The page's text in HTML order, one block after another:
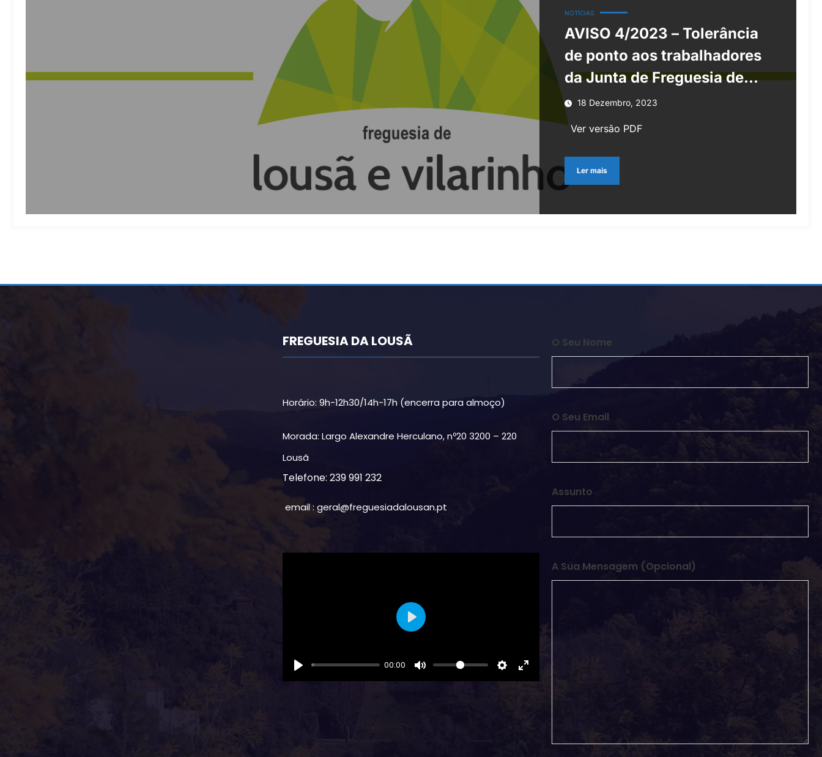
NOTÍCIAS
AVISO 4/2023 – Tolerância
de ponto aos trabalhadores
da Junta de Freguesia de
Lousã e Vilarinho
18 Dezembro, 2023
Ver versão PDF
Ler mais
FREGUESIA DA LOUSÃ
Horário: 9h-12h30/14h-17h (encerra para almoço)
Morada: Largo Alexandre Herculano, nº20 3200 – 220
Lousã
Telefone: 239 991 232
email : geral@freguesiadalousan.pt
00:00
Play
O Seu Nome
O Seu Email
Assunto
A Sua Mensagem (opcional)